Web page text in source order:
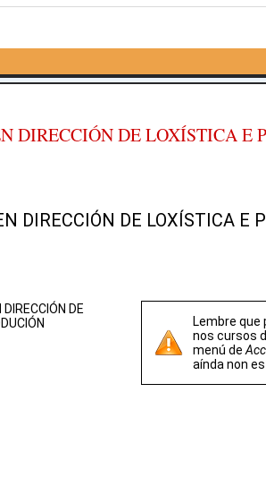
DIRECCIÓN DE LOXÍSTICA E
DIRECCIÓN DE LOXÍSTICA E
DE
Lembre
nos cursos
menú de
aínda non